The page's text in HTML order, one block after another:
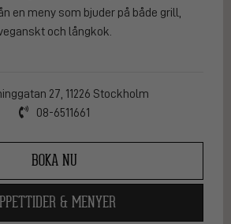
en meny som bjuder på både grill,
och långkok.
27, 11226 Stockholm
08-6511661
BOKA NU
& MENYER